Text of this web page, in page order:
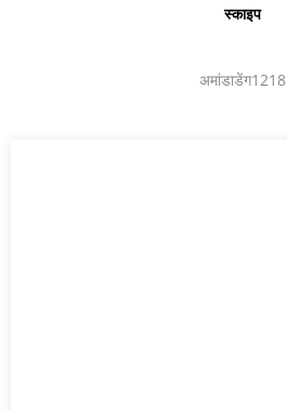
स्काइप
अमांडाडेंग1218